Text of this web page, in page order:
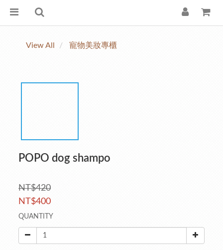
View All 寵物美妝專櫃
POPO dog shampo
NT$420
NT$400
QUANTITY